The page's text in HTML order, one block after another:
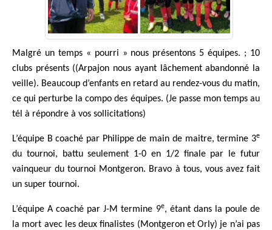
Malgré un temps « pourri » nous présentons 5 équipes. ; 10
clubs présents ((Arpajon nous ayant lâchement abandonné la
veille). Beaucoup d’enfants en retard au rendez-vous du matin,
ce qui perturbe la compo des équipes. (Je passe mon temps au
tél à répondre à vos sollicitations)
L’équipe B coaché par Philippe de main de maitre, termine 3e
du tournoi, battu seulement 1-0 en 1/2 finale par le futur
vainqueur du tournoi Montgeron. Bravo à tous, vous avez fait
un super tournoi.
L’équipe A coaché par J-M termine 9e, étant dans la poule de
la mort avec les deux finalistes (Montgeron et Orly) je n’ai pas